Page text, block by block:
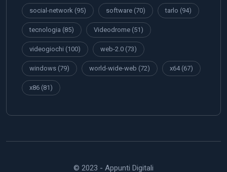
social-network (95) software (70) tarlo (94)
tecnologia (85) Videodrome (51)
videogiochi (100) web-2.0 (73)
windows (79) world-wide-web (72) x64(67)
x86 (81)
© 2023 - Appunti Digitali